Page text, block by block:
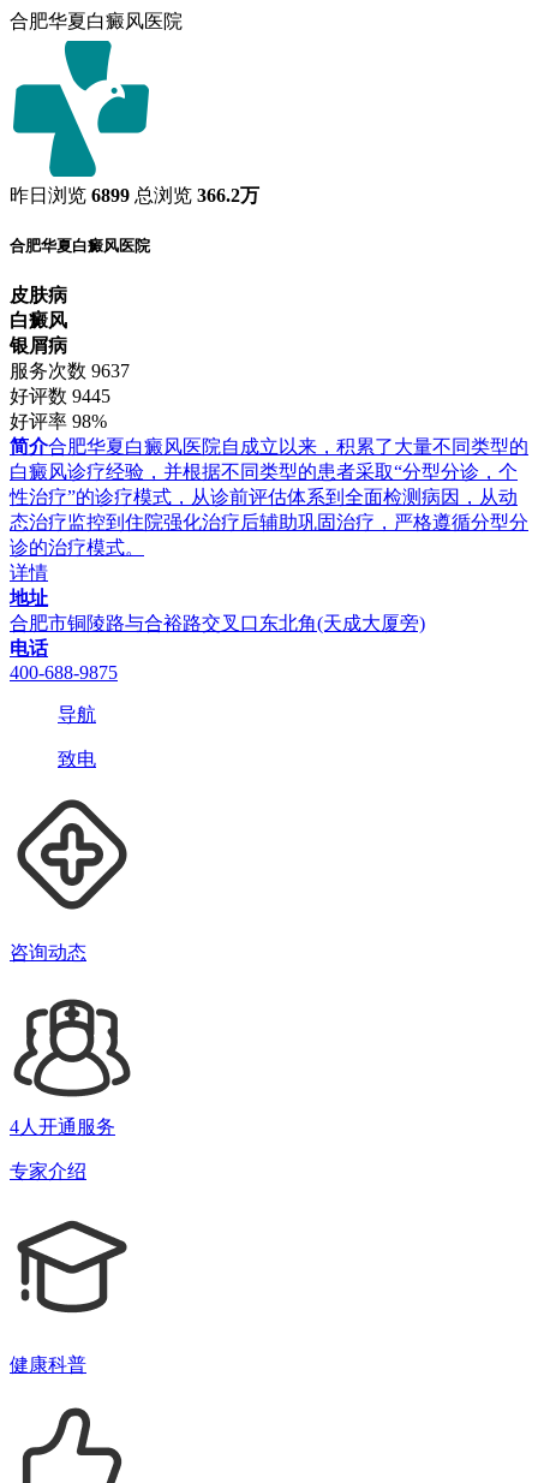
合肥华夏白癜风医院
昨日浏览 6899 总浏览 366.2万
合肥华夏白癜风医院
皮肤病
白癜风
银屑病
服务次数 9637
好评数 9445
好评率 98%
简介合肥华夏白癜风医院自成立以来，积累了大量不同类型的
白癜风诊疗经验，并根据不同类型的患者采取“分型分诊，个
性治疗”的诊疗模式，从诊前评估体系到全面检测病因，从动
态治疗监控到住院强化治疗后辅助巩固治疗，严格遵循分型分
诊的治疗模式。
详情
地址
合肥市铜陵路与合裕路交叉口东北角(天成大厦旁)
电话
400-688-9875
导航
致电
咨询动态
4人开通服务
专家介绍
健康科普